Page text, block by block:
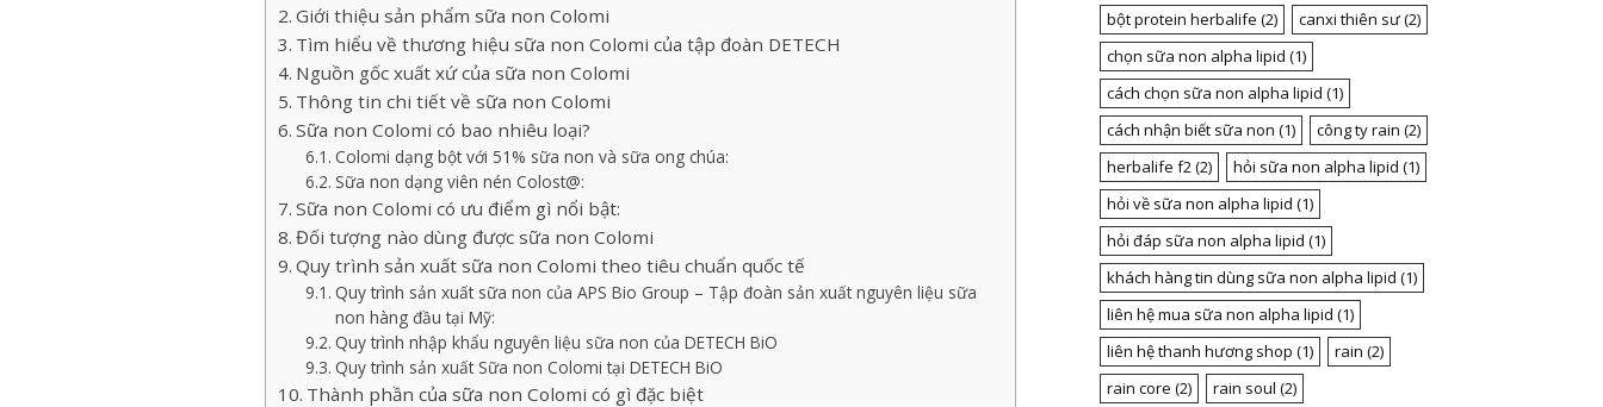
Giới thiệu sản phẩm sữa non Colomi
Tìm hiểu về thương hiệu sữa non Colomi của tập đoàn DETECH
Nguồn gốc xuất xứ của sữa non Colomi
Thông tin chi tiết về sữa non Colomi
Sữa non Colomi có bao nhiêu loại?
Colomi dạng bột với 51% sữa non và sữa ong chúa:
Sữa non dạng viên nén Colost@:
Sữa non Colomi có ưu điểm gì nổi bật:
Đối tượng nào dùng được sữa non Colomi
Quy trình sản xuất sữa non Colomi theo tiêu chuẩn quốc tế
Quy trình sản xuất sữa non của APS Bio Group – Tập đoàn sản xuất nguyên liệu sữa
non hàng đầu tại Mỹ:
Quy trình nhập khẩu nguyên liệu sữa non của DETECH BiO
Quy trình sản xuất Sữa non Colomi tại DETECH BiO
Thành phần của sữa non Colomi có gì đặc biệt
bột protein herbalife (2) canxi thiên sư(2)
chọn sữa non alpha lipid (1)
cách chọn sữa non alpha lipid (1)
cách nhận biết sữa non (1) công ty rain (2)
herbalife f2(2) hỏi sữa non alpha lipid (1)
hỏi về sữa non alpha lipid (1)
hỏi đáp sữa non alpha lipid (1)
khách hàng tin dùng sữa non alpha lipid (1)
liên hệ mua sữa non alpha lipid (1)
liên hệ thanh hương shop (1) rain (2)
rain core (2) rain soul (2)